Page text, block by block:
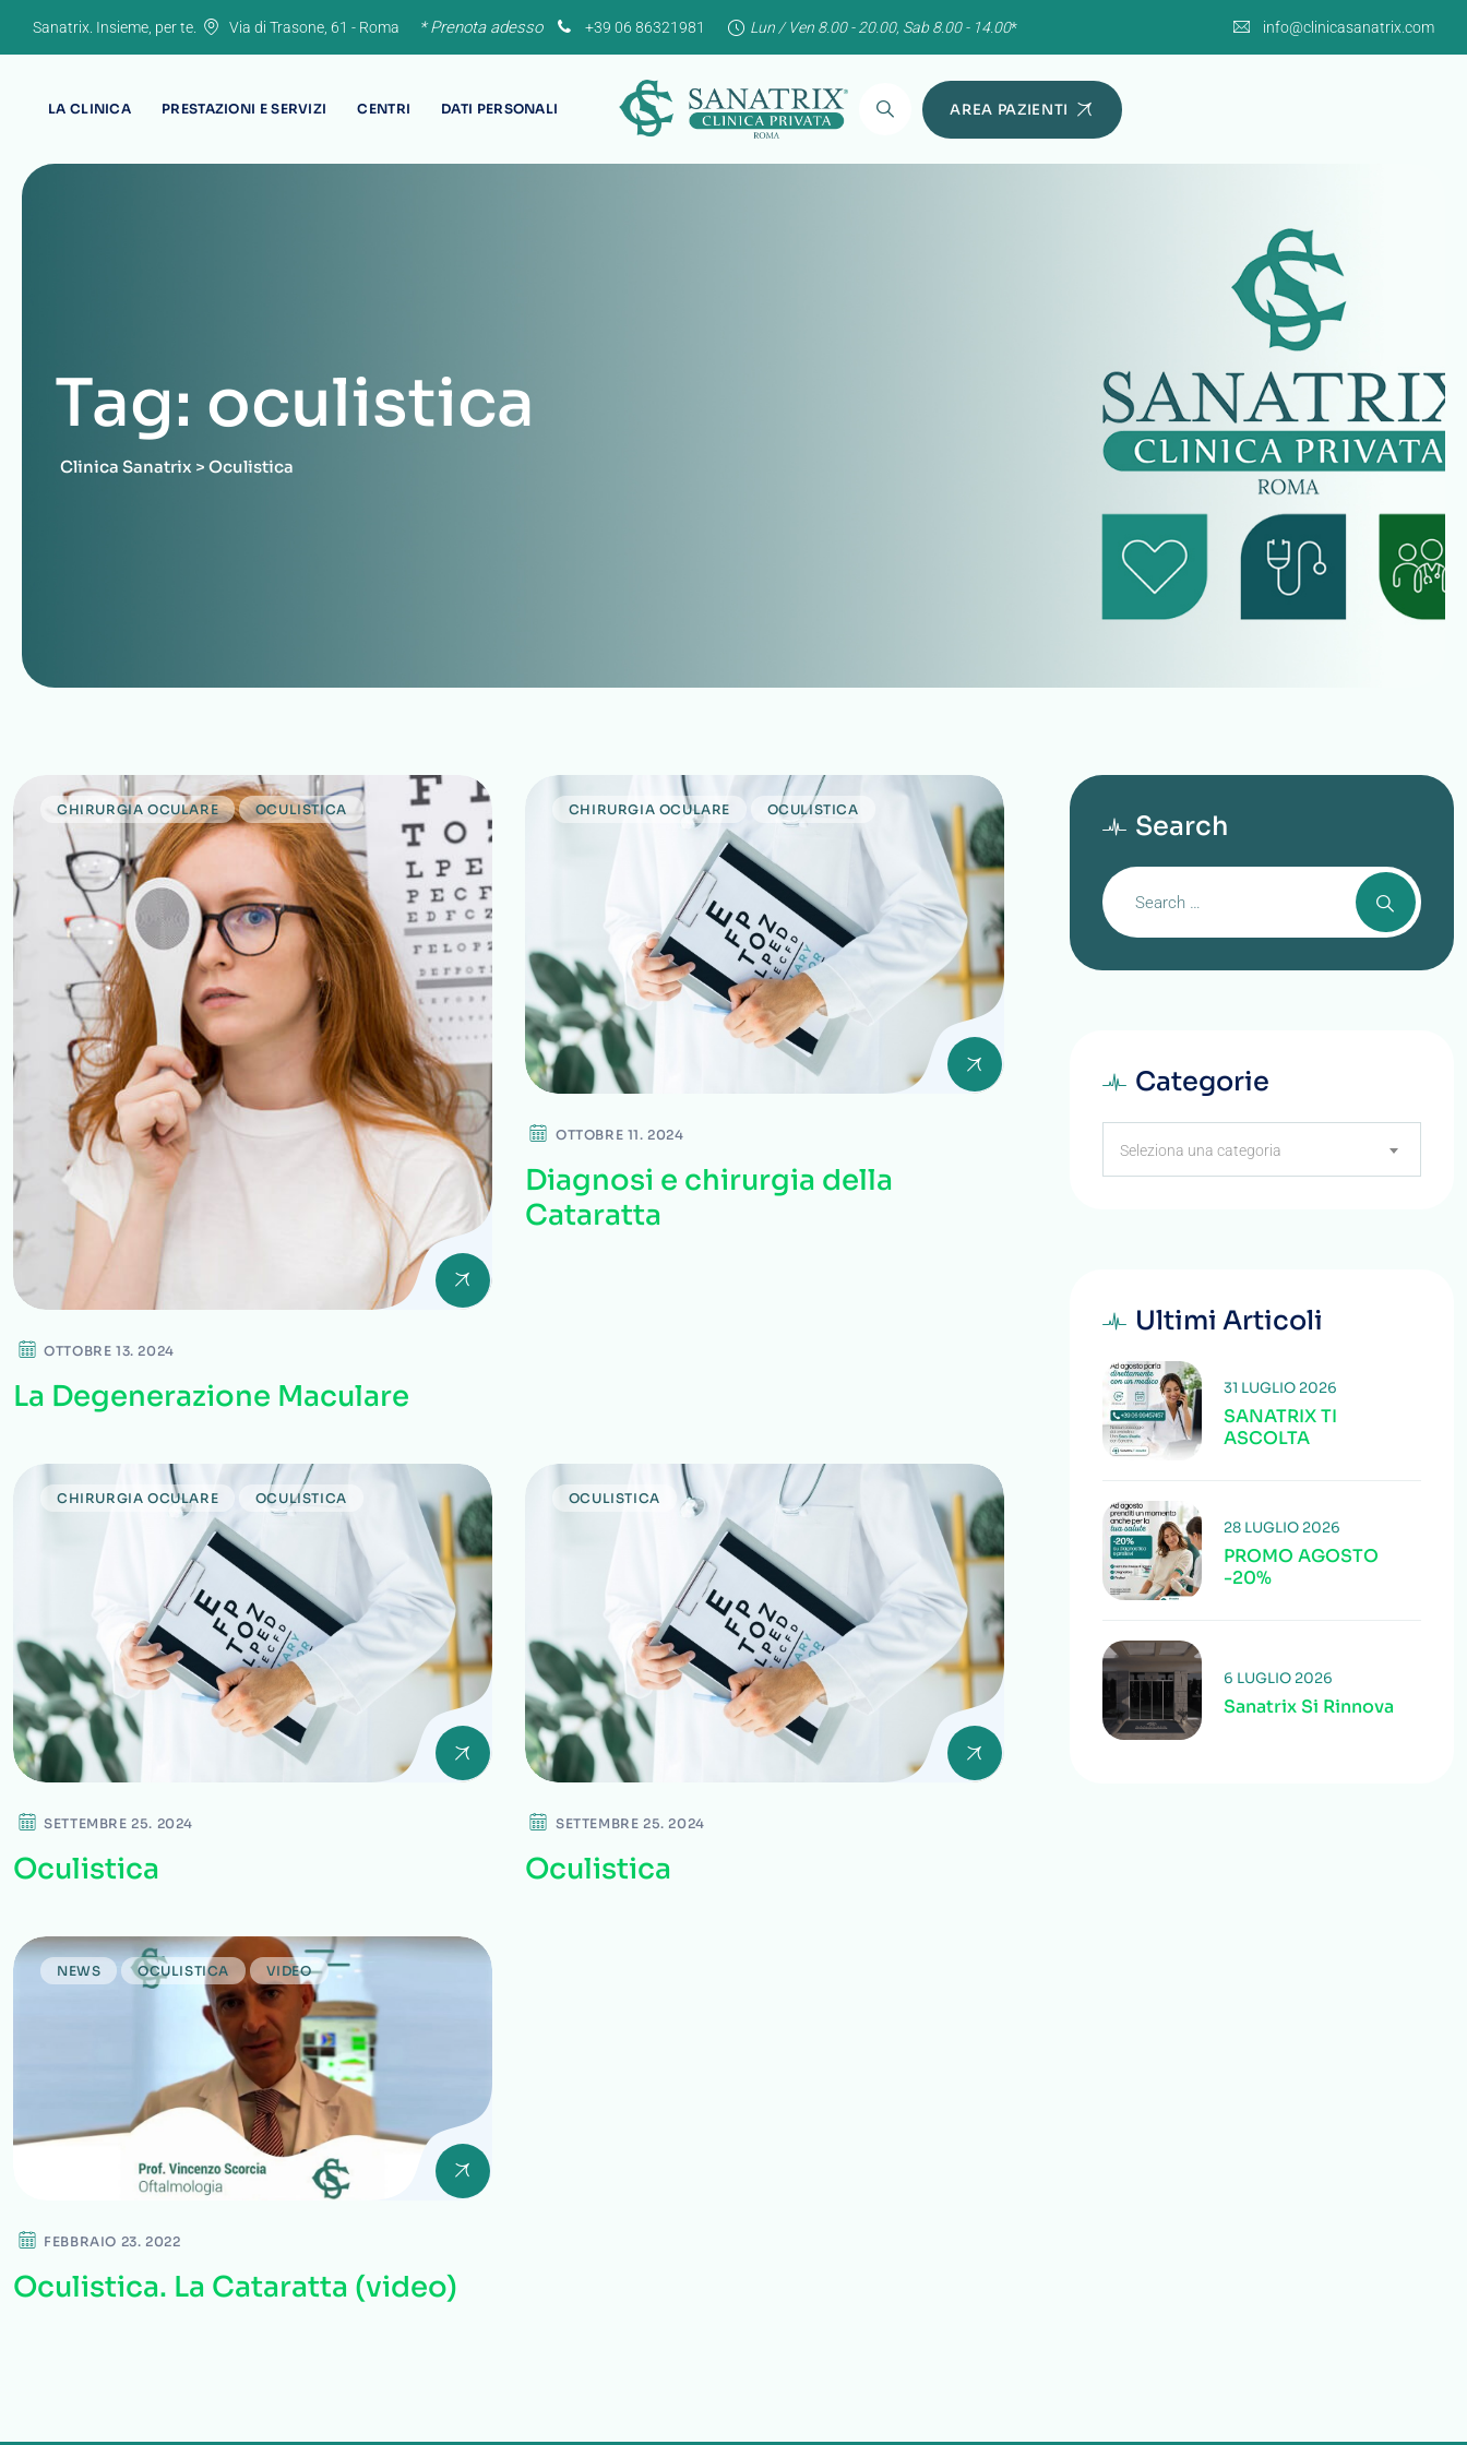
Sanatrix. Insieme, per te. Via di Trasone, 61 - Roma * Prenota adesso +39 06 86321981 Lun / Ven 8.00 - 20.00, Sab 8.00 - 14.00* info@clinicasanatrix.com
LA CLINICA PRESTAZIONI E SERVIZI CENTRI DATI PERSONALI AREA PAZIENTI
Tag: oculistica
Clinica Sanatrix > Oculistica
CHIRURGIA OCULARE OCULISTICA
OTTOBRE 13. 2024
La Degenerazione Maculare
CHIRURGIA OCULARE OCULISTICA
OTTOBRE 11. 2024
Diagnosi e chirurgia della
Cataratta
CHIRURGIA OCULARE OCULISTICA
SETTEMBRE 25. 2024
Oculistica
OCULISTICA
SETTEMBRE 25. 2024
Oculistica
NEWS OCULISTICA VIDEO
FEBBRAIO 23. 2022
Oculistica. La Cataratta (video)
Search
Categorie
Seleziona una categoria
Ultimi Articoli
SANATRIX TI
ASCOLTA
31 LUGLIO 2026
PROMO AGOSTO
-20%
28 LUGLIO 2026
Sanatrix Si Rinnova
6 LUGLIO 2026